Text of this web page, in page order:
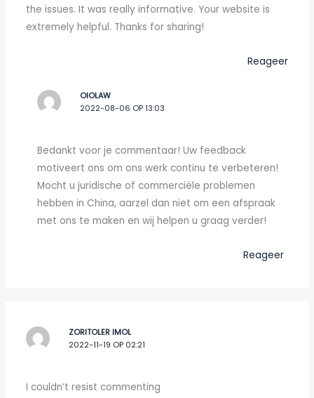
the issues. It was really informative. Your website is
extremely helpful. Thanks for sharing!
Reageer
OIOLAW
2022-08-06 OP 13:03
Bedankt voor je commentaar! Uw feedback
motiveert ons om ons werk continu te verbeteren!
Mocht u juridische of commerciële problemen
hebben in China, aarzel dan niet om een afspraak
met ons te maken en wij helpen u graag verder!
Reageer
ZORITOLER IMOL
2022-11-19 OP 02:21
I couldn’t resist commenting